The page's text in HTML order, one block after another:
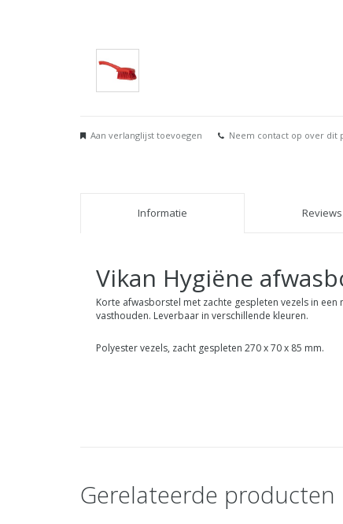
Aan verlanglijst toevoegen Neem contact op over dit
Informatie Reviews
Vikan Hygiëne
Korte afwasborstel met zachte gespleten vezels in
vasthouden. Leverbaar in verschillende kleuren.
Polyester vezels, zacht gespleten 270 x 70 x 85 mm.
Gerelateerde producten